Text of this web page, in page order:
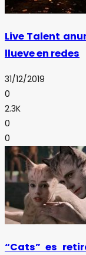
Live Talent
llueve en redes
31/12/2019
0
2.3K
0
0
“Cats” es